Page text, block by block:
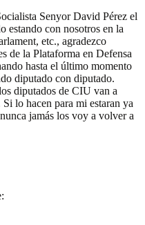
Senyor David Pérez el
estando con nosotros en la
etc., agradezco
de la Plataforma en Defensa
hasta el último momento
diputado con diputado.
diputados de CIU van a
lo hacen para mi estaran ya
jamás los voy a volver a